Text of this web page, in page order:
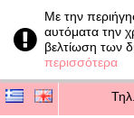
Με την
αυτόματα την
βελτίωση των
περισσότερα